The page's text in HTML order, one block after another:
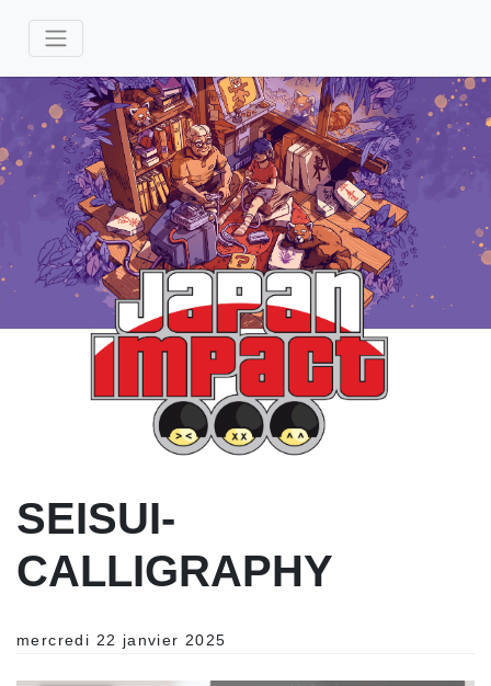
SEISUI-
CALLIGRAPHY
mercredi 22 janvier 2025